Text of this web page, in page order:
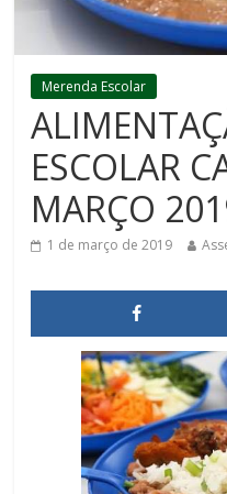
Merenda Escolar
ESCOLAR
MARÇO
1 de março de 2019